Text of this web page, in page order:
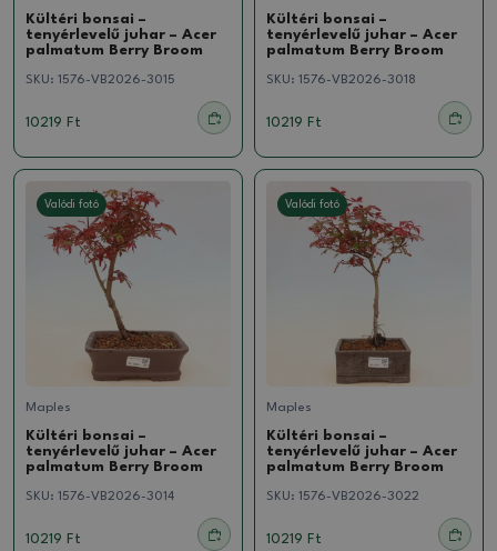
Kültéri bonsai –
tenyérlevelű juhar – Acer
palmatum Berry Broom
SKU: 1576-VB2026-3015
10219 Ft
Kültéri bonsai –
tenyérlevelű juhar – Acer
palmatum Berry Broom
SKU: 1576-VB2026-3018
10219 Ft
Valódi fotó
Maples
Kültéri bonsai –
tenyérlevelű juhar – Acer
palmatum Berry Broom
SKU: 1576-VB2026-3014
10219 Ft
Valódi fotó
Maples
Kültéri bonsai –
tenyérlevelű juhar – Acer
palmatum Berry Broom
SKU: 1576-VB2026-3022
10219 Ft